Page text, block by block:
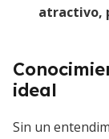
atractivo,
ideal
Sin un